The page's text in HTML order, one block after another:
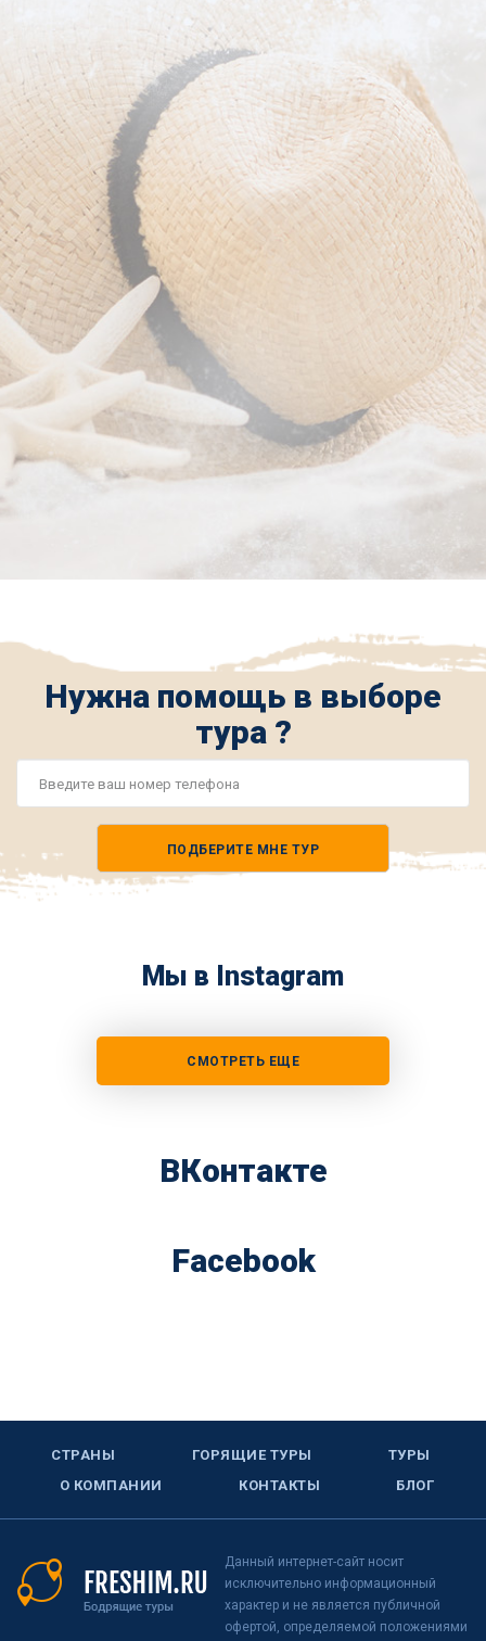
Нужна помощь в выборе
тура ?
ПОДБЕРИТЕ МНЕ ТУР
Мы в Instagram
СМОТРЕТЬ ЕЩЕ
ВКонтакте
Facebook
СТРАНЫ ГОРЯЩИЕ ТУРЫ
ТУРЫ
О КОМПАНИИ
КОНТАКТЫ БЛОГ
Данный интернет-сайт носит
исключительно информационный
характер и не является публичной
офертой, определяемой положениями